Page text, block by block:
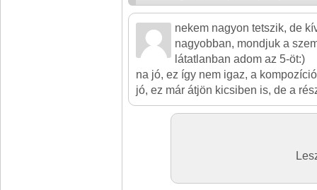
nekem nagyon tetszik, de
nagyobban, mondjuk a
látatlanban adom az 5-öt:)
na jó, ez így nem igaz, a
jó, ez már átjön kicsiben is, de a